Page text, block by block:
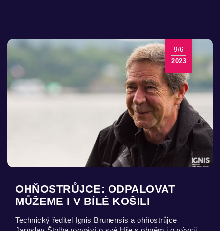
9/6
2023
OHŇOSTRŮJCE: ODPALOVAT
MŮŽEME I V BÍLÉ KOŠILI
Technický ředitel Ignis Brunensis a ohňostrůjce